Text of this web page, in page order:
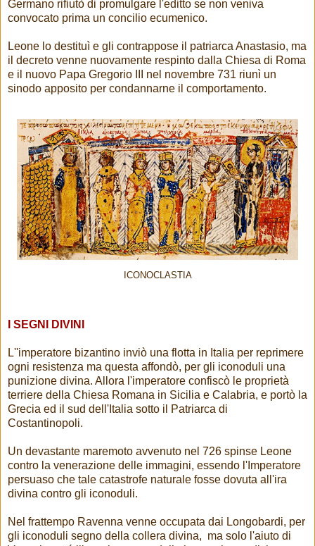
Germano rifiutò di promulgare l'editto se non veniva
convocato prima un concilio ecumenico.
Leone lo destituì e gli contrappose il patriarca Anastasio, ma
il decreto venne nuovamente respinto dalla Chiesa di Roma
e il nuovo Papa Gregorio III nel novembre 731 riunì un
sinodo apposito per condannarne il comportamento.
ICONOCLASTIA
I SEGNI DIVINI
L''imperatore bizantino inviò una flotta in Italia per reprimere
ogni resistenza ma questa affondò, per gli iconoduli una
punizione divina. Allora l'imperatore confiscò le proprietà
terriere della Chiesa Romana in Sicilia e Calabria, e portò la
Grecia ed il sud dell'Italia sotto il Patriarca di
Costantinopoli.
Un devastante maremoto avvenuto nel 726 spinse Leone
contro la venerazione delle immagini, essendo l'Imperatore
persuaso che tale catastrofe naturale fosse dovuta all'ira
divina contro gli iconoduli.
Nel frattempo Ravenna venne occupata dai Longobardi, per
gli iconoduli segno della collera divina, ma solo l'aiuto di